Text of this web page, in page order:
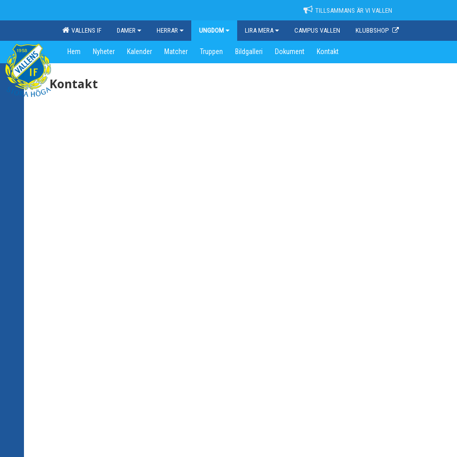
TILLSAMMANS ÄR VI VALLEN
VALLENS IF DAMER HERRAR UNGDOM LIRA MERA CAMPUS VALLEN KLUBBSHOP
Hem Nyheter Kalender Matcher Truppen Bildgalleri Dokument Kontakt
Kontakt